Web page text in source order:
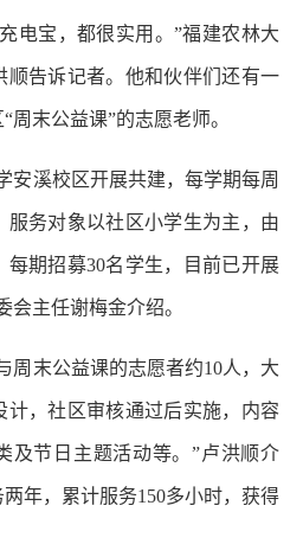
宝，都很实用。”福建农林大
顺告诉记者。他和伙伴们还有一
末公益课”的志愿老师。
溪校区开展共建，每学期每周
服务对象以社区小学生为主，由
每期招募30名学生，目前已开展
会主任谢梅金介绍。
末公益课的志愿者约10人，大
计，社区审核通过后实施，内容
及节日主题活动等。”卢洪顺介
年，累计服务150多小时，获得